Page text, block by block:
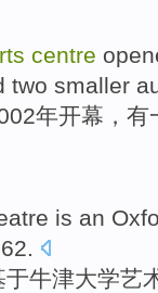
centre
two smaller
年开幕 ，有
is an
于牛津大学艺